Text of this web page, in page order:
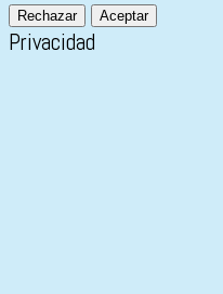
Rechazar Aceptar
Privacidad